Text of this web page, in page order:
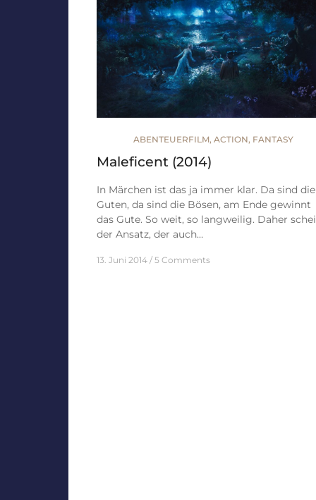
ABENTEUERFILM, ACTION, FANTASY
Maleficent (2014)
In Märchen ist das ja immer klar. Da sind die
Guten, da sind die Bösen, am Ende gewinnt
das Gute. So weit, so langweilig. Daher
der Ansatz, der auch…
13. Juni 2014 5 Comments